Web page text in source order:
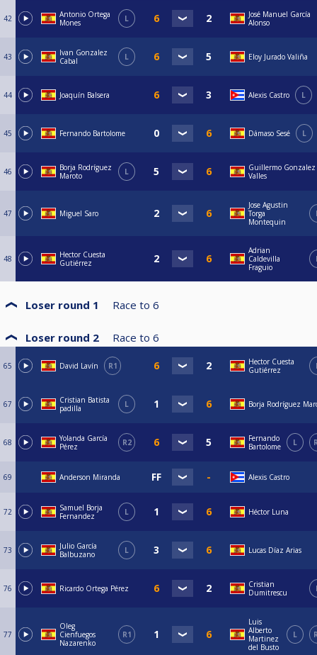
42
Antonio Ortega
Mones
L
José Manuel García
Alonso
43
Ivan Gonzalez
Cabal
L Eloy Jurado Valiña
44 Joaquín Balsera Alexis Castro L
45 Fernando Bartolome Dámaso Sesé L
46
Borja Rodríguez
Maroto
L
Guillermo Gonzalez
Valles
47 Miguel Saro
Jose Agustin
Torga
Montequin
48
Hector Cuesta
Gutiérrez
Adrian
Caldevilla
Fraguio
Loser round 1 Race to 6
Loser round 2 Race to 6
65 David Lavín R1
Hector Cuesta
Gutiérrez
67
Cristian Batista
padilla
L Borja Rodríguez
68
Yolanda García
Pérez
R2
Fernando
Bartolome
L
69 Anderson Miranda Alexis Castro
72
Samuel Borja
Fernandez
L Héctor Luna
73
Julio García
Balbuzano
L Lucas Díaz Arias
76 Ricardo Ortega Pérez
Cristian
Dumitrescu
77
Oleg
Cienfuegos
Nazarenko
R1
Luis
Alberto
Martinez
del Busto
L